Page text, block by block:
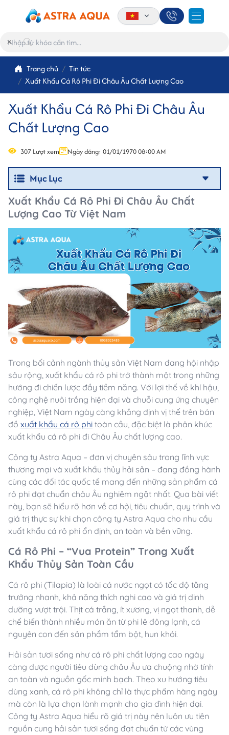
×
Trang chủ
Tin tức
Xuất Khẩu Cá Rô Phi Đi Châu Âu Chất Lượng Cao
Xuất Khẩu Cá Rô Phi Đi Châu Âu
Chất Lượng Cao
307 Lượt xem Ngày đăng: 01/01/1970 08:00 AM
Mục Lục
Xuất Khẩu Cá Rô Phi Đi Châu Âu Chất
Lượng Cao Từ Việt Nam
Trong bối cảnh ngành thủy sản Việt Nam đang hội nhập
sâu rộng, xuất khẩu cá rô phi trở thành một trong những
hướng đi chiến lược đầy tiềm năng. Với lợi thế về khí hậu,
công nghệ nuôi trồng hiện đại và chuỗi cung ứng chuyên
nghiệp, Việt Nam ngày càng khẳng định vị thế trên bản
đồ xuất khẩu cá rô phi toàn cầu, đặc biệt là phân khúc
xuất khẩu cá rô phi đi Châu Âu chất lượng cao.
Công ty Astra Aqua – đơn vị chuyên sâu trong lĩnh vực
thương mại và xuất khẩu thủy hải sản – đang đồng hành
cùng các đối tác quốc tế mang đến những sản phẩm cá
rô phi đạt chuẩn châu Âu nghiêm ngặt nhất. Qua bài viết
này, bạn sẽ hiểu rõ hơn về cơ hội, tiêu chuẩn, quy trình và
giá trị thực sự khi chọn công ty Astra Aqua cho nhu cầu
xuất khẩu cá rô phi ổn định, an toàn và bền vững.
Cá Rô Phi – “Vua Protein” Trong Xuất
Khẩu Thủy Sản Toàn Cầu
Cá rô phi (Tilapia) là loài cá nước ngọt có tốc độ tăng
trưởng nhanh, khả năng thích nghi cao và giá trị dinh
dưỡng vượt trội. Thịt cá trắng, ít xương, vị ngọt thanh, dễ
chế biến thành nhiều món ăn từ phi lê đông lạnh, cá
nguyên con đến sản phẩm tẩm bột, hun khói.
Hải sản tươi sống như cá rô phi chất lượng cao ngày
càng được người tiêu dùng châu Âu ưa chuộng nhờ tính
an toàn và nguồn gốc minh bạch. Theo xu hướng tiêu
dùng xanh, cá rô phi không chỉ là thực phẩm hàng ngày
mà còn là lựa chọn lành mạnh cho gia đình hiện đại.
Công ty Astra Aqua hiểu rõ giá trị này nên luôn ưu tiên
nguồn cung hải sản tươi sống đạt chuẩn từ các vùng